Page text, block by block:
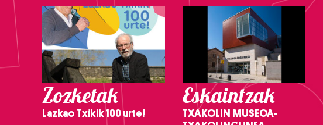
Zozketak
Lazkao Txikik 100 urte!
Eskaintzak
TXAKOLIN MUSEOA-